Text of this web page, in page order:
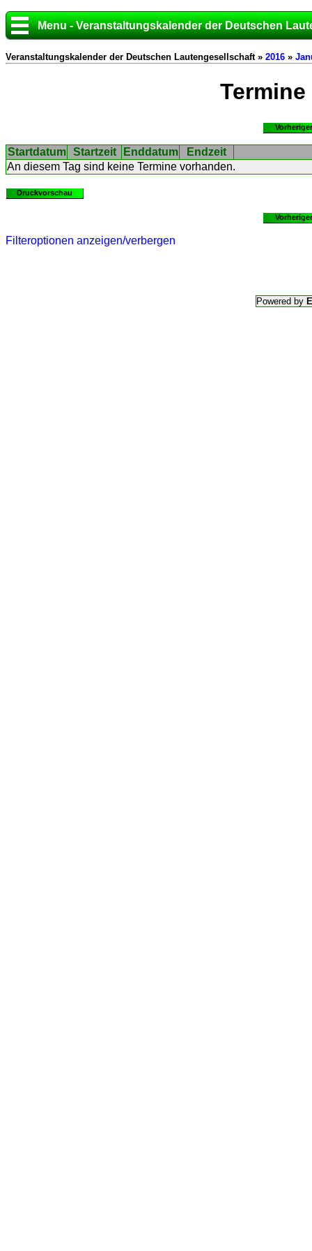
Menu - Veranstaltungskalender der Deutschen
Veranstaltungskalender der Deutschen Lautengesellschaft » 2016 »
Termine
Startdatum Startzeit Enddatum
Endzeit
An diesem Tag sind keine Termine vorhanden.
Druckvorschau
Filteroptionen anzeigen/verbergen
Powered by